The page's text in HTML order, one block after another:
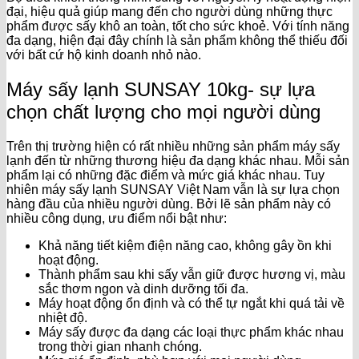
đại, hiệu quả giúp mang đến cho người dùng những thực
phẩm được sấy khô an toàn, tốt cho sức khoẻ. Với tính năng
đa dạng, hiện đại đây chính là sản phẩm không thể thiếu đối
với bất cứ hộ kinh doanh nhỏ nào.
Máy sấy lạnh SUNSAY 10kg- sự lựa
chọn chất lượng cho mọi người dùng
Trên thị trường hiện có rất nhiều những sản phẩm máy sấy
lạnh đến từ những thương hiệu đa dạng khác nhau. Mỗi sản
phẩm lại có những đặc điểm và mức giá khác nhau. Tuy
nhiên máy sấy lạnh SUNSAY Việt Nam vẫn là sự lựa chọn
hàng đầu của nhiều người dùng. Bởi lẽ sản phẩm này có
nhiều công dụng, ưu điểm nổi bật như:
Khả năng tiết kiệm điện năng cao, không gây ồn khi
hoạt động.
Thành phẩm sau khi sấy vẫn giữ được hương vị, màu
sắc thơm ngon và dinh dưỡng tối đa.
Máy hoạt động ổn định và có thể tự ngắt khi quá tải về
nhiệt độ.
Máy sấy được đa dạng các loại thực phẩm khác nhau
trong thời gian nhanh chóng.